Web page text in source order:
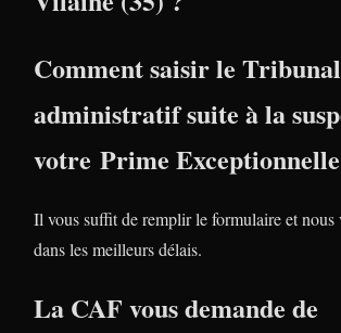
Comment saisir le Tribunal
administratif suite à la
votre Prime
Il vous suffit de remplir le formulaire et nous
dans les meilleurs délais.
La CAF vous demande de